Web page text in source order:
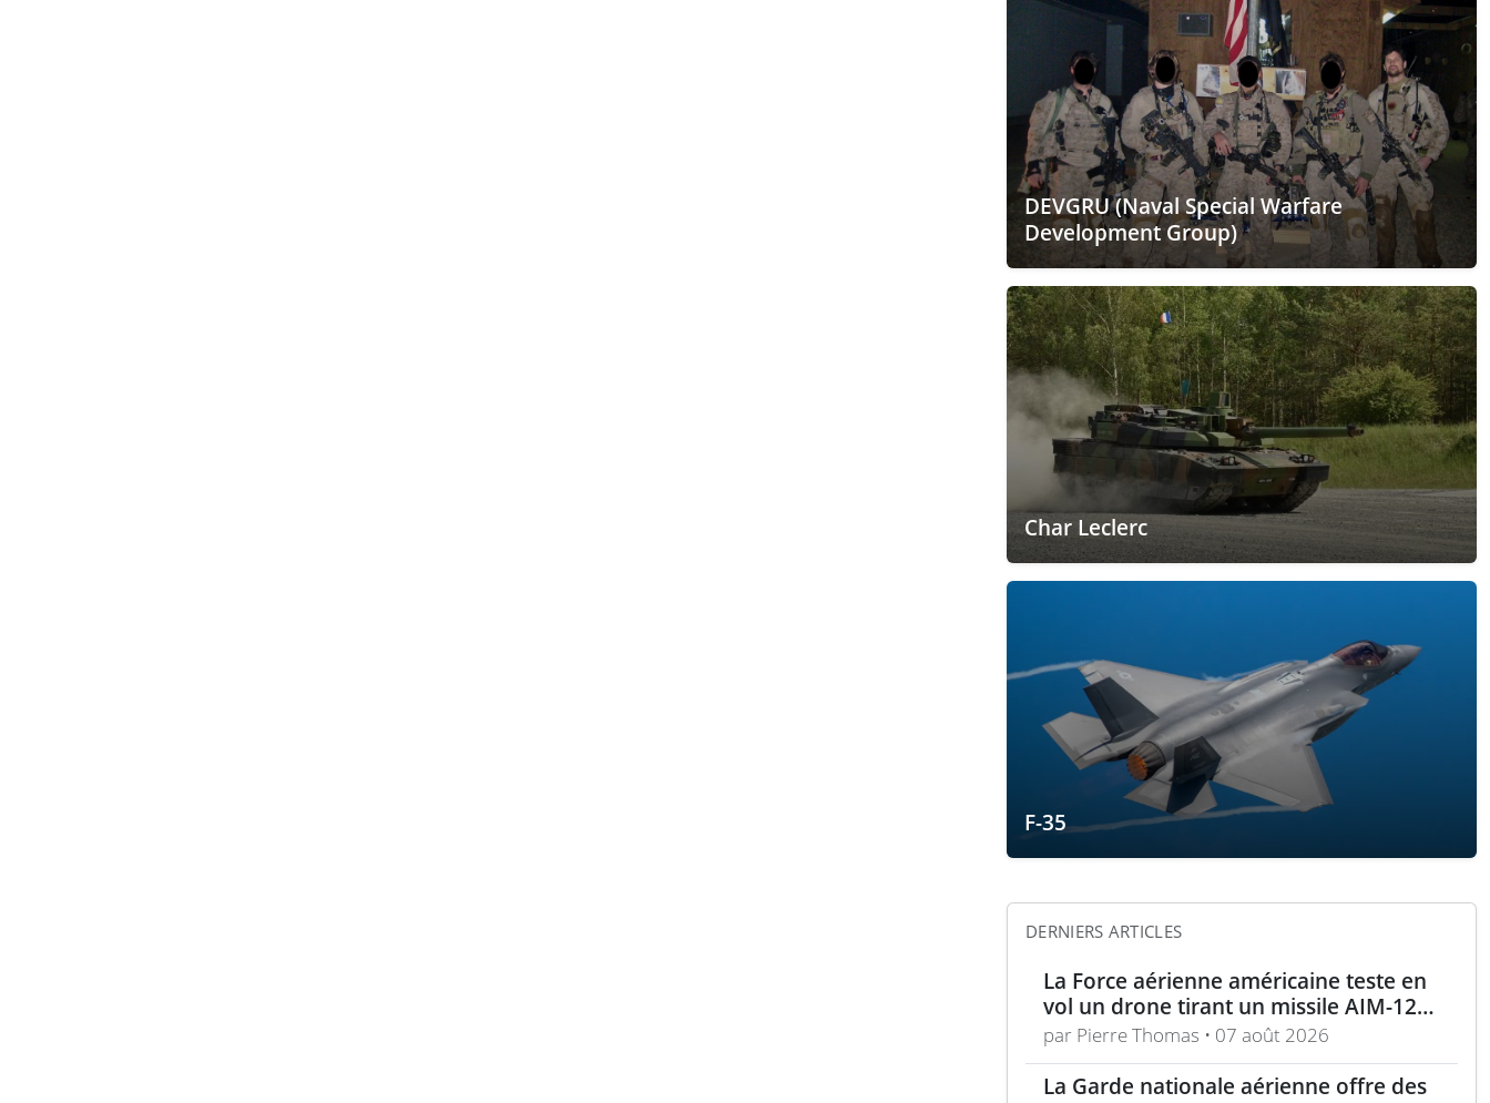
DEVGRU (Naval Special Warfare
Development Group)
Char Leclerc
F-35
DERNIERS ARTICLES
La Force aérienne américaine teste en
vol un drone tirant un missile AIM-120
en conditions réelles
par Pierre Thomas • 07 août 2026
La Garde nationale aérienne offre des